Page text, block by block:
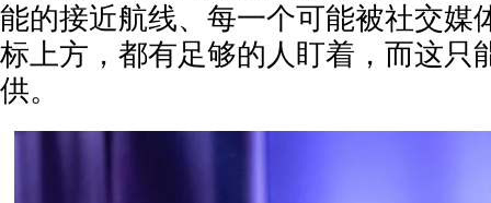
能的接近航线、每一个可能被社交媒
标上方，都有足够的人盯着，而这只
供。